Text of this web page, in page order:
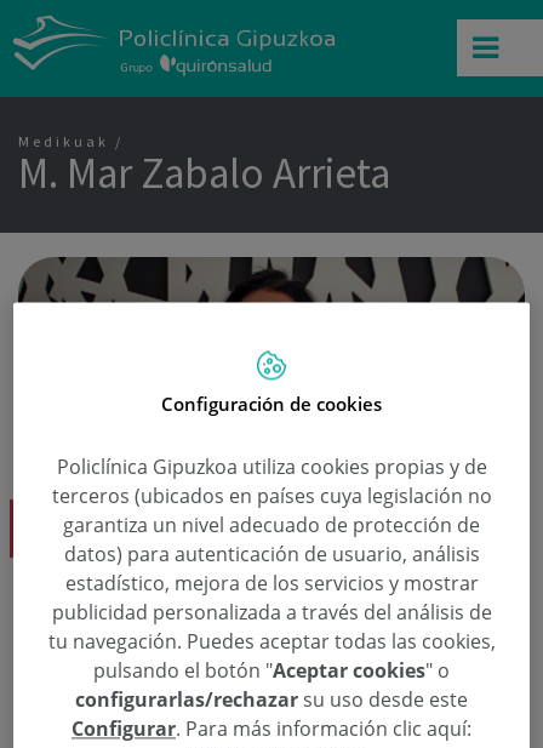
Medikuak
M. Mar Zabalo Arrieta
M. Mar Zabalo Arrieta Dk.
Eskatu hitzordu bat
943 00 28 34 Hitzordua eskatu
Configuración de cookies
Policlínica Gipuzkoa utiliza cookies propias y de
terceros (ubicados en países cuya legislación no
garantiza un nivel adecuado de protección de
datos) para autenticación de usuario, análisis
estadístico, mejora de los servicios y mostrar
publicidad personalizada a través del análisis de
tu navegación. Puedes aceptar todas las cookies,
pulsando el botón "Aceptar cookies" o
configurarlas/rechazarsu uso desde este
Configurar. Para más información clic aquí: